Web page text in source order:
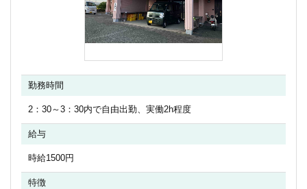
勤務時間
2：30～3：30内で自由出勤、実働2h程度
給与
時給1500円
特徴